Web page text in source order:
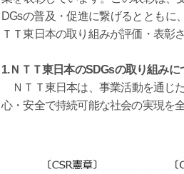
DGsの普及・促進に繋げるとともに
ＴＴ東日本の取り組みが評価・表彰
1.ＮＴＴ東日本のSDGsの取り組みに
ＮＴＴ東日本は、事業活動を通じ
心・安全で持続可能な社会の実現を